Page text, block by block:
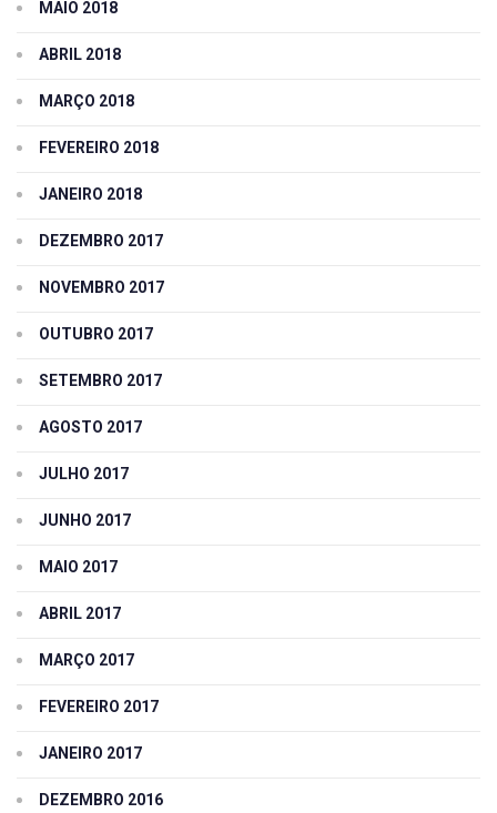
MAIO 2018
ABRIL 2018
MARÇO 2018
FEVEREIRO 2018
JANEIRO 2018
DEZEMBRO 2017
NOVEMBRO 2017
OUTUBRO 2017
SETEMBRO 2017
AGOSTO 2017
JULHO 2017
JUNHO 2017
MAIO 2017
ABRIL 2017
MARÇO 2017
FEVEREIRO 2017
JANEIRO 2017
DEZEMBRO 2016